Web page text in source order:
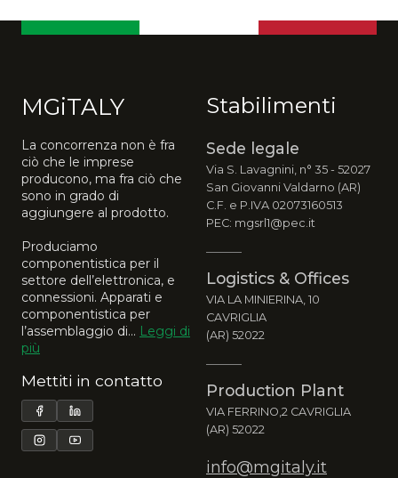
MGiTALY
La concorrenza non è fra
ciò che le imprese
producono, ma fra ciò che
sono in grado di
aggiungere al prodotto.
Produciamo
componentistica per il
settore dell’elettronica, e
connessioni. Apparati e
componentistica per
l’assemblaggio di... Leggi di
più
Mettiti in contatto
Stabilimenti
Sede legale
Via S. Lavagnini, n° 35 - 52027
San Giovanni Valdarno (AR)
C.F. e P.IVA 02073160513
PEC: mgsrl1@pec.it
Logistics & Offices
VIA LA MINIERINA, 10
CAVRIGLIA
(AR) 52022
Production Plant
VIA FERRINO,2 CAVRIGLIA
(AR) 52022
info@mgitaly.it